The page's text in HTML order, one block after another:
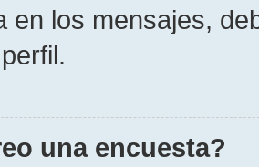
en los mensajes,
una encuesta?